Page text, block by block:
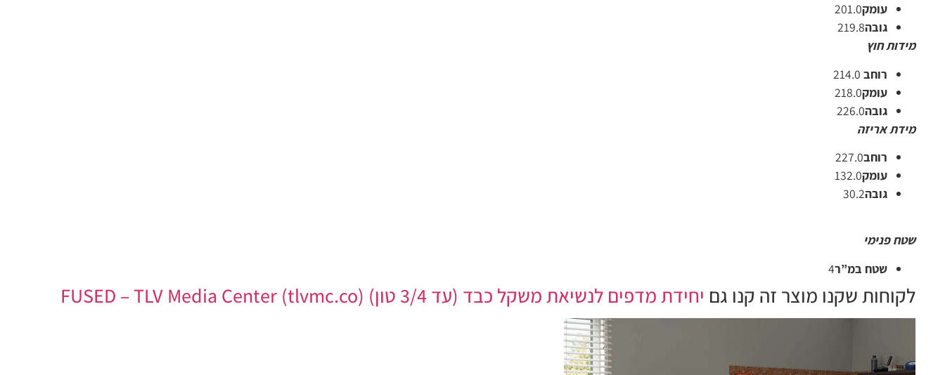
עומק201.0
גובה219.8
מידות חוץ
רוחב 214.0
עומק218.0
גובה226.0
מידת אריזה
רוחב227.0
עומק132.0
גובה30.2
שטח פנימי
שטח במ”ר4
לקוחות שקנו מוצר זה קנו גם יחידת מדפים לנשיאת משקל כבד (עד 3/4 טון) FUSED – TLV Media Center (tlvmc.co)